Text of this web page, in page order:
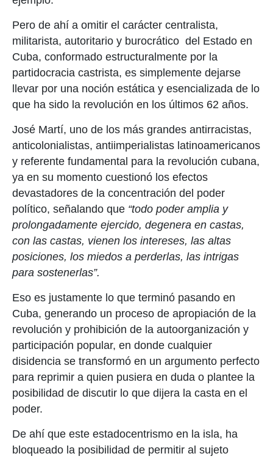
Pero de ahí a omitir el carácter centralista,
militarista, autoritario y burocrático del Estado en
Cuba, conformado estructuralmente por la
partidocracia castrista, es simplemente dejarse
llevar por una noción estática y esencializada de lo
que ha sido la revolución en los últimos 62 años.
José Martí, uno de los más grandes antirracistas,
anticolonialistas, antiimperialistas latinoamericanos
y referente fundamental para la revolución cubana,
ya en su momento cuestionó los efectos
devastadores de la concentración del poder
político, señalando que “todo poder amplia y
prolongadamente ejercido, degenera en castas,
con las castas, vienen los intereses, las altas
posiciones, los miedos a perderlas, las intrigas
para sostenerlas”.
Eso es justamente lo que terminó pasando en
Cuba, generando un proceso de apropiación de la
revolución y prohibición de la autoorganización y
participación popular, en donde cualquier
disidencia se transformó en un argumento perfecto
para reprimir a quien pusiera en duda o plantee la
posibilidad de discutir lo que dijera la casta en el
poder.
De ahí que este estadocentrismo en la isla, ha
bloqueado la posibilidad de permitir al sujeto